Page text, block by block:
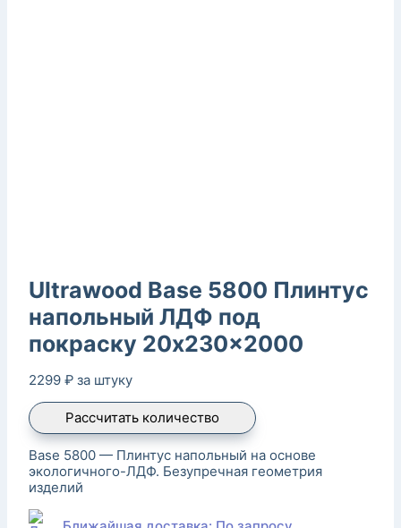
Ultrawood Base 5800 Плинтус
напольный ЛДФ под
покраску 20x230x2000
2299 ₽ за штуку
Рассчитать количество
Base 5800 — Плинтус напольный на основе
экологичного-ЛДФ. Безупречная геометрия
изделий